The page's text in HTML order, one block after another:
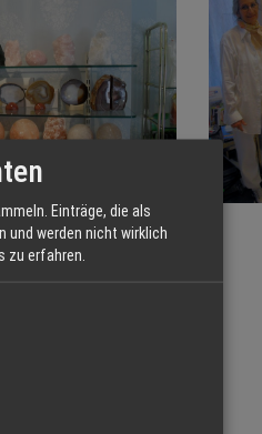
Einträge, die als
und werden nicht wirklich
zu erfahren.